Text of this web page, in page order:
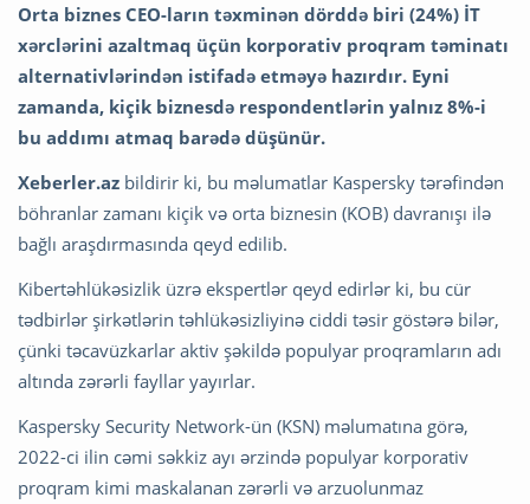
Orta biznes CEO-ların təxminən dörddə biri (24%) İT
xərclərini azaltmaq üçün korporativ proqram təminatı
alternativlərindən istifadə etməyə hazırdır. Eyni
zamanda, kiçik biznesdə respondentlərin yalnız 8%-i
bu addımı atmaq barədə düşünür.
Xeberler.az bildirir ki, bu məlumatlar Kaspersky tərəfindən
böhranlar zamanı kiçik və orta biznesin (KOB) davranışı ilə
bağlı araşdırmasında qeyd edilib.
Kibertəhlükəsizlik üzrə ekspertlər qeyd edirlər ki, bu cür
tədbirlər şirkətlərin təhlükəsizliyinə ciddi təsir göstərə bilər,
çünki təcavüzkarlar aktiv şəkildə populyar proqramların adı
altında zərərli fayllar yayırlar.
Kaspersky Security Network-ün (KSN) məlumatına görə,
2022-ci ilin cəmi səkkiz ayı ərzində populyar korporativ
proqram kimi maskalanan zərərli və arzuolunmaz